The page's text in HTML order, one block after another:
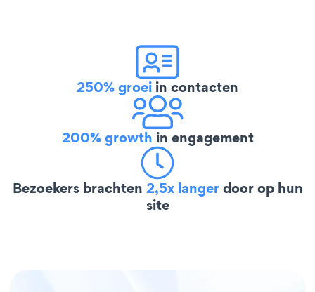
250% groei in contacten
200% growth in engagement
Bezoekers brachten 2,5x langerdoor op hun
site